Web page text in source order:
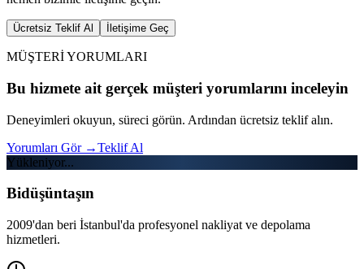
Ücretsiz Teklif Al İletişime Geç
MÜŞTERİ YORUMLARI
Bu hizmete ait gerçek müşteri yorumlarını inceleyin
Deneyimleri okuyun, süreci görün. Ardından ücretsiz teklif alın.
Yorumları Gör →Teklif Al
Yükleniyor...
Bidüşüntaşın
2009'dan beri İstanbul'da profesyonel nakliyat ve depolama
hizmetleri.